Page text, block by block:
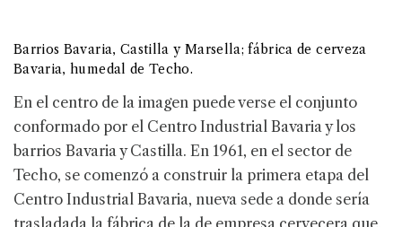
Barrios Bavaria, Castilla y Marsella; fábrica de cerveza
Bavaria, humedal de Techo.
En el centro de la imagen puede verse el conjunto
conformado por el Centro Industrial Bavaria y los
barrios Bavaria y Castilla. En 1961, en el sector de
Techo, se comenzó a construir la primera etapa del
Centro Industrial Bavaria, nueva sede a donde sería